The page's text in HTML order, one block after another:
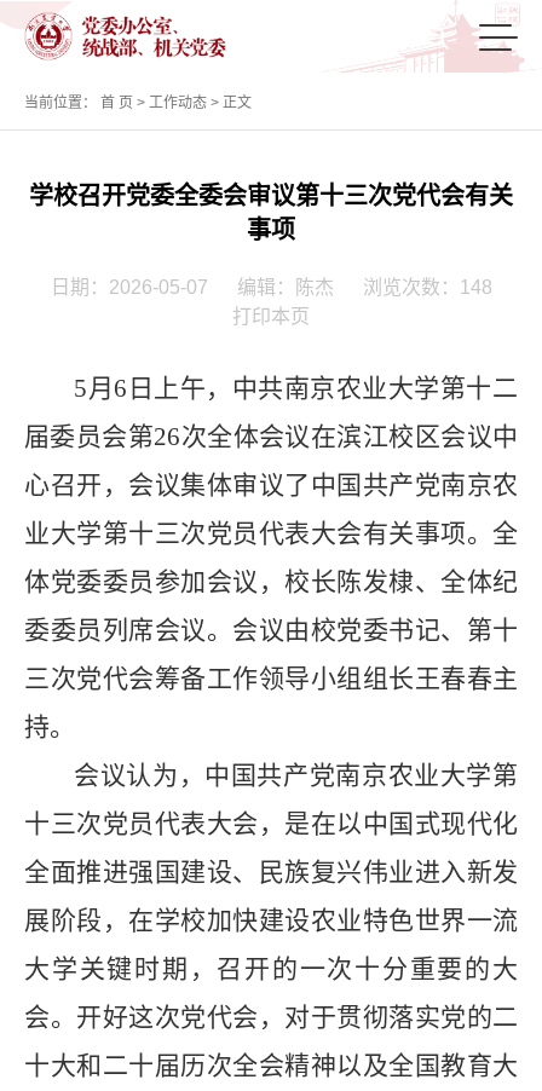
当前位置： 首 页 > 工作动态 > 正文
学校召开党委全委会审议第十三次党代会有关
事项
日期：2026-05-07 编辑：陈杰 浏览次数：
148
打印本页
5月 6 日上午，中共南京农业大学第十二
届委员会第26次全体会议在滨江校区会议中
心召开，会议集体审议了中国共产党南京农
业大学第十三次党员代表大会有关事项。全
体党委委员参加会议，校长陈发棣、全体纪
委委员列席会议。会议由校党委书记、第十
三次党代会筹备工作领导小组组长王春春主
持。
会议认为，中国共产党南京农业大学第
十三次党员代表大会，是在以中国式现代化
全面推进强国建设、民族复兴伟业进入新发
展阶段，在学校加快建设农业特色世界一流
大学关键时期，召开的一次十分重要的大
会。开好这次党代会，对于贯彻落实党的二
十大和二十届历次全会精神以及全国教育大